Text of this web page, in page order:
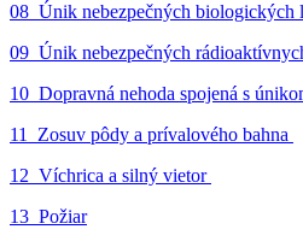
08_Únik nebezpečných biologických
09_Únik nebezpečných
10_Dopravná nehoda spojená s
11_Zosuv pôdy a prívalového bahna
12_Víchrica a silný vietor
13_Požiar